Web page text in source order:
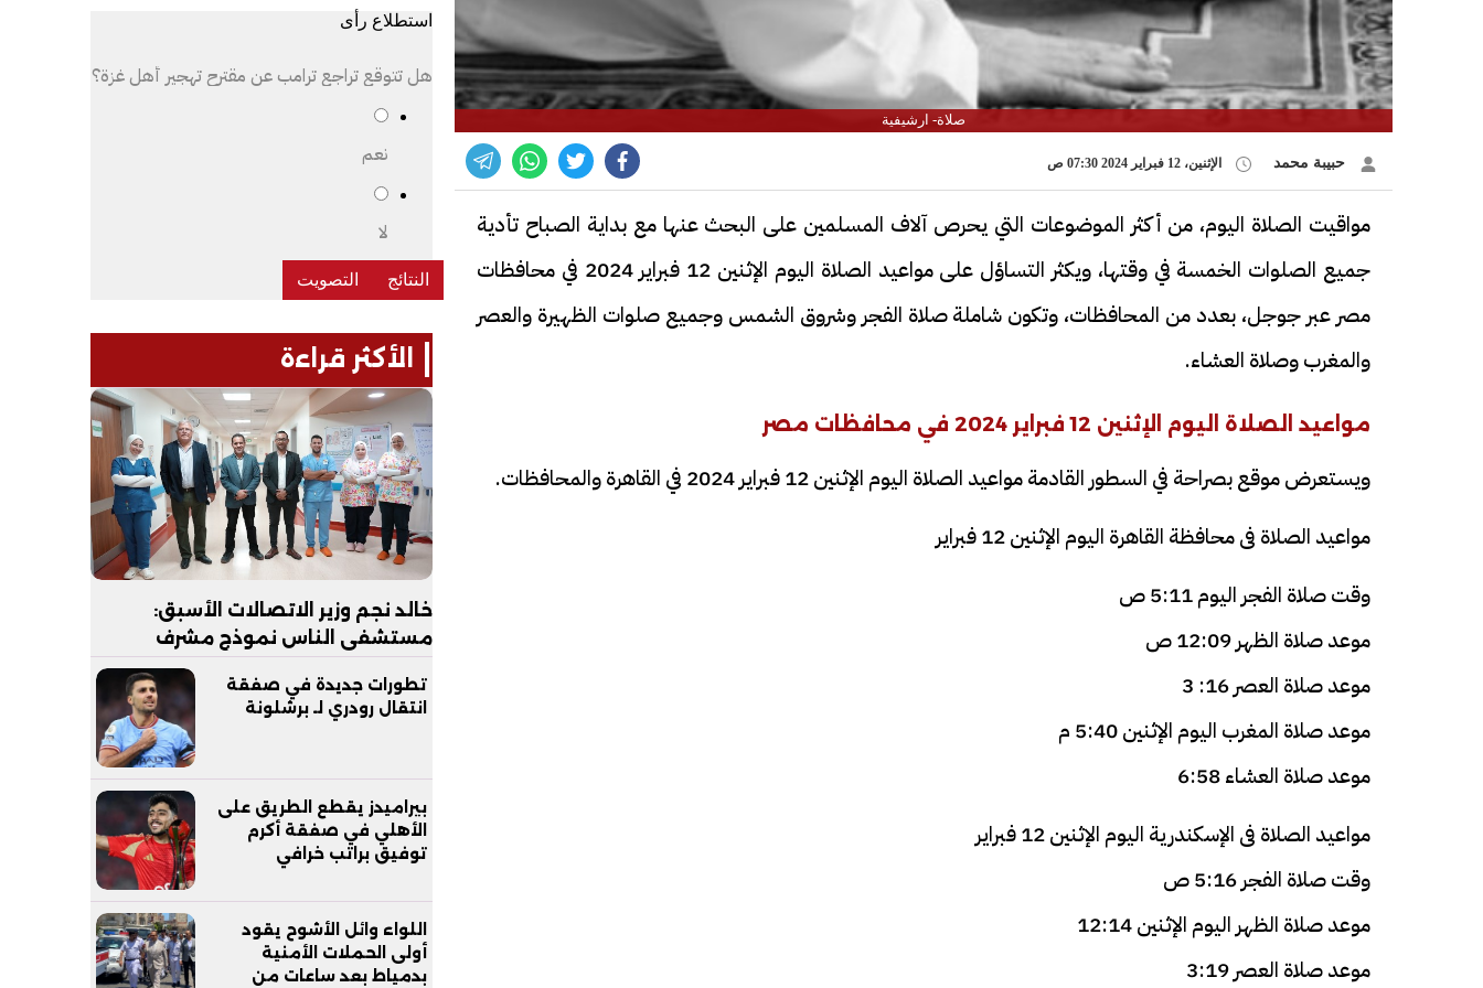
صلاة- ارشيفية
حبيبة محمد الإثنين، 12 فبراير 2024 07:30 ص
مواقيت الصلاة اليوم، من أكثر الموضوعات التي يحرص آلاف المسلمين على البحث عنها مع بداية الصباح تأدية
جميع الصلوات الخمسة في وقتها، ويكثر التساؤل على مواعيد الصلاة اليوم الإثنين 12 فبراير 2024 في محافظات
مصر عبر جوجل، بعدد من المحافظات، وتكون شاملة صلاة الفجر وشروق الشمس وجميع صلوات الظهيرة والعصر
والمغرب وصلاة العشاء.
مواعيد الصلاة اليوم الإثنين 12 فبراير 2024 في محافظات مصر
ويستعرض موقع بصراحة في السطور القادمة مواعيد الصلاة اليوم الإثنين 12 فبراير 2024 في القاهرة والمحافظات.
مواعيد الصلاة فى محافظة القاهرة اليوم الإثنين 12 فبراير
وقت صلاة الفجر اليوم 5:11 ص
موعد صلاة الظهر 12:09 ص
موعد صلاة العصر 16: 3
موعد صلاة المغرب اليوم الإثنين 5:40 م
موعد صلاة العشاء 6:58
مواعيد الصلاة فى الإسكندرية اليوم الإثنين 12 فبراير
وقت صلاة الفجر 5:16 ص
موعد صلاة الظهر اليوم الإثنين 12:14
موعد صلاة العصر 3:19
استطلاع رأى
هل تتوقع تراجع ترامب عن مقترح تهجير أهل غزة؟
نعم
لا
الأكثر قراءة
خالد نجم وزير الاتصالات الأسبق:
مستشفى الناس نموذج مشرف
للرعاية الصحية المجانية يجب
مساندته
تطورات جديدة في صفقة
انتقال رودري لـ برشلونة
بيراميدز يقطع الطريق على
الأهلي في صفقة أكرم
توفيق براتب خرافي
اللواء وائل الأشوح يقود
أولى الحملات الأمنية
بدمياط بعد ساعات من